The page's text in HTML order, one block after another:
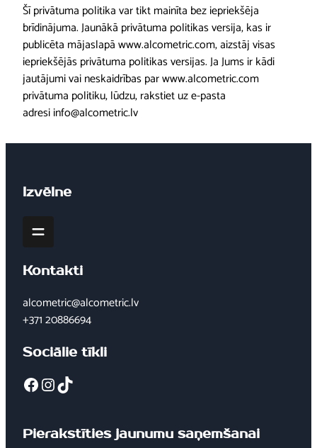
Šī privātuma politika var tikt mainīta bez iepriekšēja
brīdinājuma. Jaunākā privātuma politikas versija, kas ir
publicēta mājaslapā www.alcometric.com, aizstāj visas
iepriekšējās privātuma politikas versijas. Ja Jums ir kādi
jautājumi vai neskaidrības par www.alcometric.com
privātuma politiku, lūdzu, rakstiet uz e-pasta
adresi info@alcometric.lv
Izvēlne
Kontakti
alcometric@alcometric.lv
+371 20886694
Sociālie tīkli
Facebook InstagramTikTok
Pierakstīties jaunumu saņemšanai